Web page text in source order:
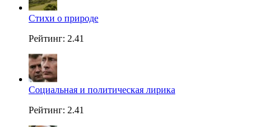
Стихи о природе
Рейтинг: 2.41
Социальная и политическая лирика
Рейтинг: 2.41